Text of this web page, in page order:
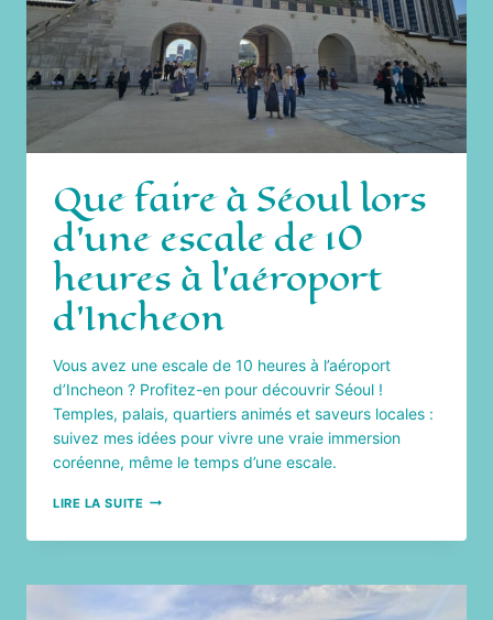
Que faire à Séoul lors
d’une escale de 10
heures à l’aéroport
d’Incheon
Vous avez une escale de 10 heures à l’aéroport
d’Incheon ? Profitez-en pour découvrir Séoul !
Temples, palais, quartiers animés et saveurs locales :
suivez mes idées pour vivre une vraie immersion
coréenne, même le temps d’une escale.
LIRE LA SUITEQUE
D’UNE
ESCALE